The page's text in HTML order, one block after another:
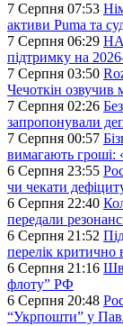
7 Серпня 07:53
активи Puma та
7 Серпня 06:29
підтримку на
7 Серпня 03:50
Чечоткін озвучив
7 Серпня 02:26
запропонували
7 Серпня 00:57
вимагають гроші:
6 Серпня 23:55
чи чекати
6 Серпня 22:40
передали
6 Серпня 21:52
перелік критично
6 Серпня 21:16
флоту” РФ
6 Серпня 20:48
“Укрпошти” у